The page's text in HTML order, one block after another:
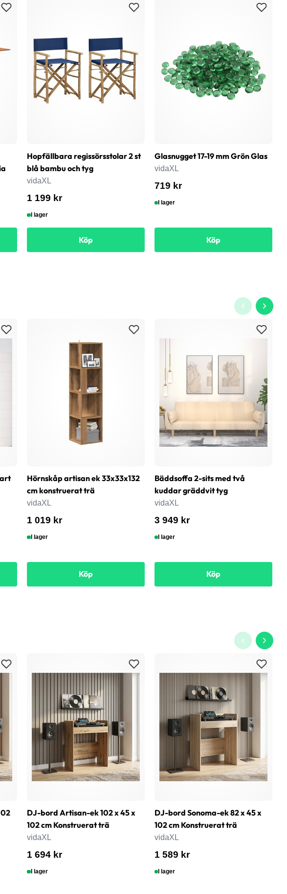
Hopfällbara regissörsstolar 2 st
blå bambu och tyg
vidaXL
1 199 kr
I lager
Köp
Glasnugget 17-19 mm Grön Glas
vidaXL
719 kr
I lager
Köp
Hörnskåp artisan ek 33x33x132
cm konstruerat trä
vidaXL
1 019 kr
I lager
Köp
Bäddsoffa 2-sits med två
kuddar gräddvit tyg
vidaXL
3 949 kr
I lager
Köp
DJ-bord Artisan-ek 102 x 45 x
102 cm Konstruerat trä
vidaXL
1 694 kr
I lager
DJ-bord Sonoma-ek 82 x 45 x
102 cm Konstruerat trä
vidaXL
1 589 kr
I lager